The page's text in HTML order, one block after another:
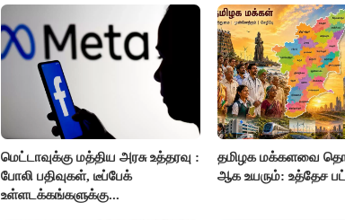
மெட்டாவுக்கு மத்திய அரசு உத்தரவு :
போலி பதிவுகள், டீப்பேக்
உள்ளடக்கங்களுக்கு...
தமிழக மக்களவை
ஆக உயரும்: உத்தேச